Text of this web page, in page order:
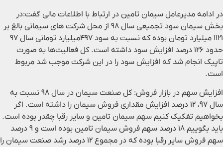
در ادامه مدیرعامل سیمان تامین در ارتباط با اطلاعات مالی گفت:در
بخش سیمان سود تجمیعی سال ۹۸ از محل شرکت های سیمانی بالغ بر
۱۱۲۱ میلیارد تومان بوده که نسبت به سود ۴۹۷میلیارد تومانی سال ۹۷
حدود ۱۲۶ درصد افزایش سود داشته است. کل فعالیت‌ها به صورت
تاپیک انجام شد که افزایش سود را در این شرکت موجب شد مربوط
است.
افزایش سهم در بازار فروش: کل صنعت سیمان در سال ۹۸ نسبت به
سال ۹۷، ۱۲ درصد افزایش مقداری فروش سیمان را داشته است. اگر
بخواهیم تفکیک کنیم سهم سیمان تامین و سایر رقبا چقدر بوده است.
باید بگوییم ۱۸ درصد سهم فروش سیمان تامین بوده است و ۹ درصد
سهم فروش سایر رقبا بوده که در مجموع ۱۲ درصد رشد صنعت سیمان را